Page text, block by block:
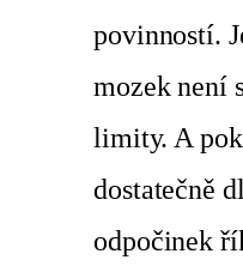
povinností.
mozek není
limity. A
dostatečně
odpočinek